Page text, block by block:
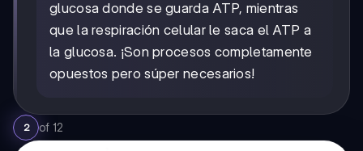
glucosa donde se guarda ATP, mientras
que la respiración celular le saca el ATP a
la glucosa. ¡Son procesos completamente
opuestos pero súper necesarios!
2 of 12